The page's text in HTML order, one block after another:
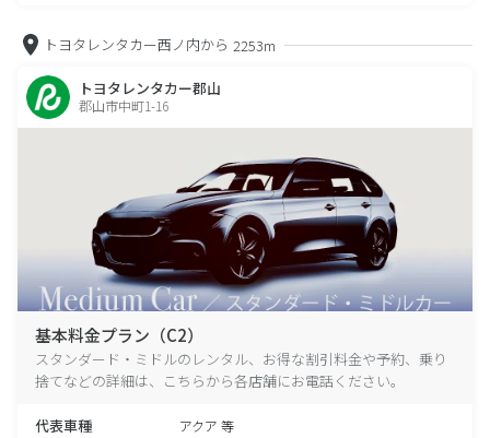
トヨタレンタカー西ノ内から 2253m
トヨタレンタカー郡山
郡山市中町1-16
基本料金プラン（C2）
スタンダード・ミドルのレンタル、お得な割引料金や予約、乗り
捨てなどの詳細は、こちらから各店舗にお電話ください。
代表車種 アクア 等